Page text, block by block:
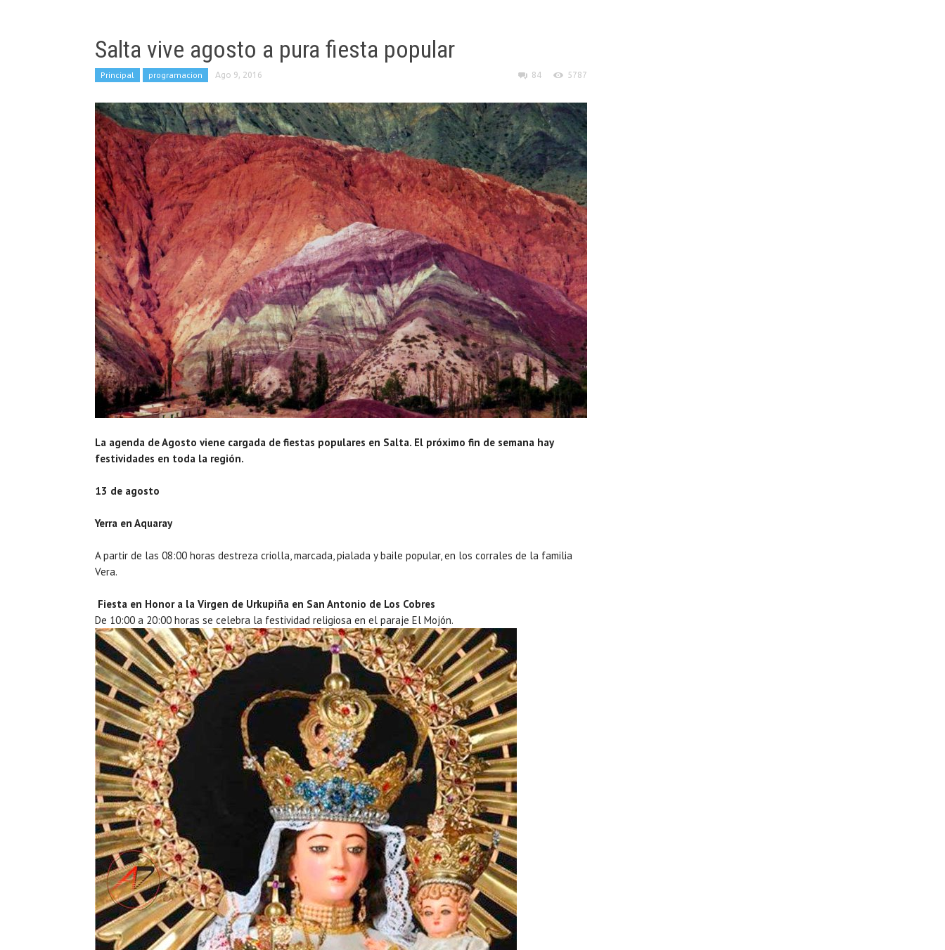
Salta vive agosto a pura fiesta popular
Principal programacion Ago 9, 2016 84 5787
La agenda de Agosto viene cargada de fiestas populares en Salta. El próximo fin de semana hay
festividades en toda la región.
13 de agosto
Yerra en Aquaray
A partir de las 08:00 horas destreza criolla, marcada, pialada y baile popular, en los corrales de la familia
Vera.
Fiesta en Honor a la Virgen de Urkupiña en San Antonio de Los Cobres
De 10:00 a 20:00 horas se celebra la festividad religiosa en el paraje El Mojón.